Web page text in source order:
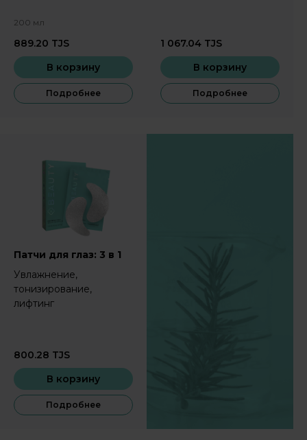
200 мл
889.20 TJS
В корзину
Подробнее
1 067.04 TJS
В корзину
Подробнее
Патчи для глаз: 3 в 1
Увлажнение,
тонизирование,
лифтинг
800.28 TJS
В корзину
Подробнее